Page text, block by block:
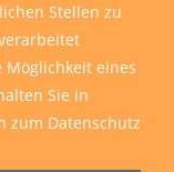
Stellen zu
eines
Sie in
zum Datenschutz